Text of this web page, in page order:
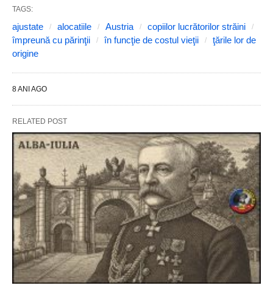
TAGS:
ajustate alocatiile Austria
copiilor lucrătorilor străini
împreună cu părinţii
în funcţie de costul vieţii
ţările lor de
origine
8 ANI AGO
RELATED POST